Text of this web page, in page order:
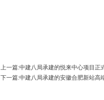
上一篇:中建八局承建的悦来中心项目正
下一篇:中建八局承建的安徽合肥新站高